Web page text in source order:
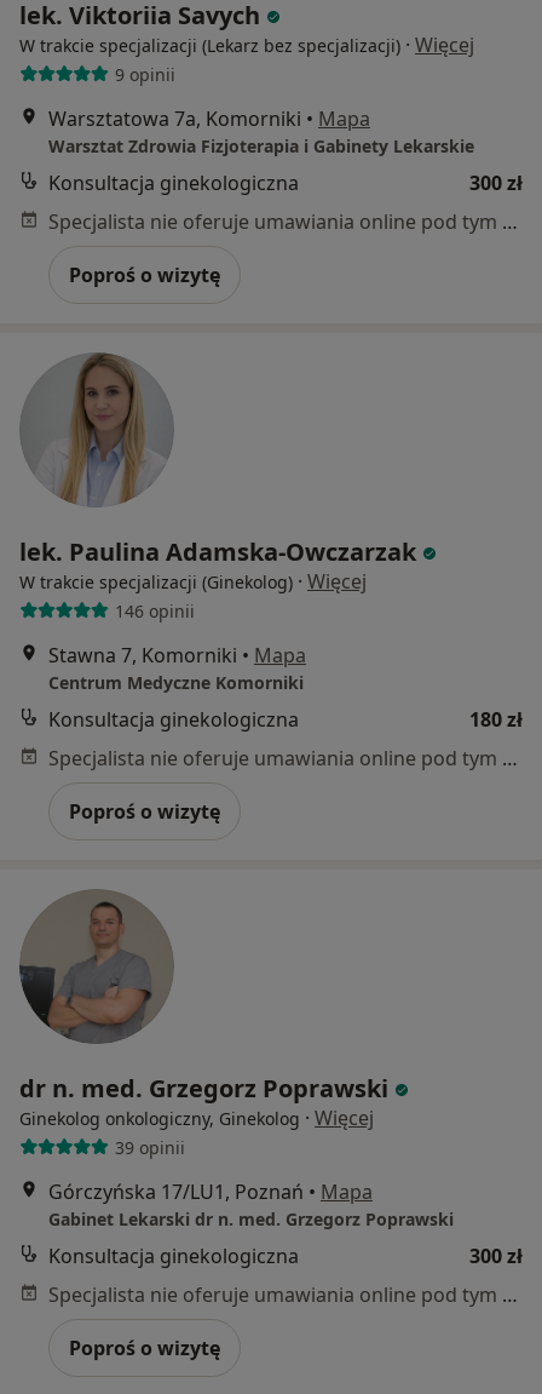
lek. Viktoriia Savych
W trakcie specjalizacji (Lekarz bez specjalizacji) · Więcej
9 opinii
Warsztatowa 7a, Komorniki • Mapa
Warsztat Zdrowia Fizjoterapia i Gabinety Lekarskie
Konsultacja ginekologiczna
300 zł
Specjalista nie oferuje umawiania online pod tym adresem.
Poproś o wizytę
lek. Paulina Adamska-Owczarzak
W trakcie specjalizacji (Ginekolog) · Więcej
146 opinii
Stawna 7, Komorniki • Mapa
Centrum Medyczne Komorniki
Konsultacja ginekologiczna
180 zł
Specjalista nie oferuje umawiania online pod tym adresem.
Poproś o wizytę
dr n. med. Grzegorz Poprawski
Ginekolog onkologiczny, Ginekolog · Więcej
39 opinii
Górczyńska 17/LU1, Poznań • Mapa
Gabinet Lekarski dr n. med. Grzegorz Poprawski
Konsultacja ginekologiczna
300 zł
Specjalista nie oferuje umawiania online pod tym adresem.
Poproś o wizytę